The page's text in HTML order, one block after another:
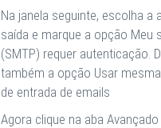
Na janela seguinte, escolha a
saída e marque a opção Meu
(SMTP) requer autenticação.
também a opção Usar
de entrada de emails
Agora clique na aba Avançado